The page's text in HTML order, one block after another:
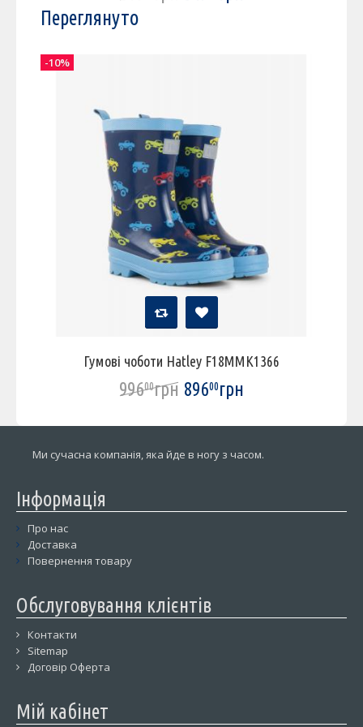
Переглянуто
Гумові чоботи Hatley F18MMK1366
99600грн 89600грн
-10%
Ми сучасна компанія, яка йде в ногу з часом.
Інформація
Про нас
Доставка
Повернення товару
Обслуговування клієнтів
Контакти
Sitemap
Договір Оферта
Мій кабінет